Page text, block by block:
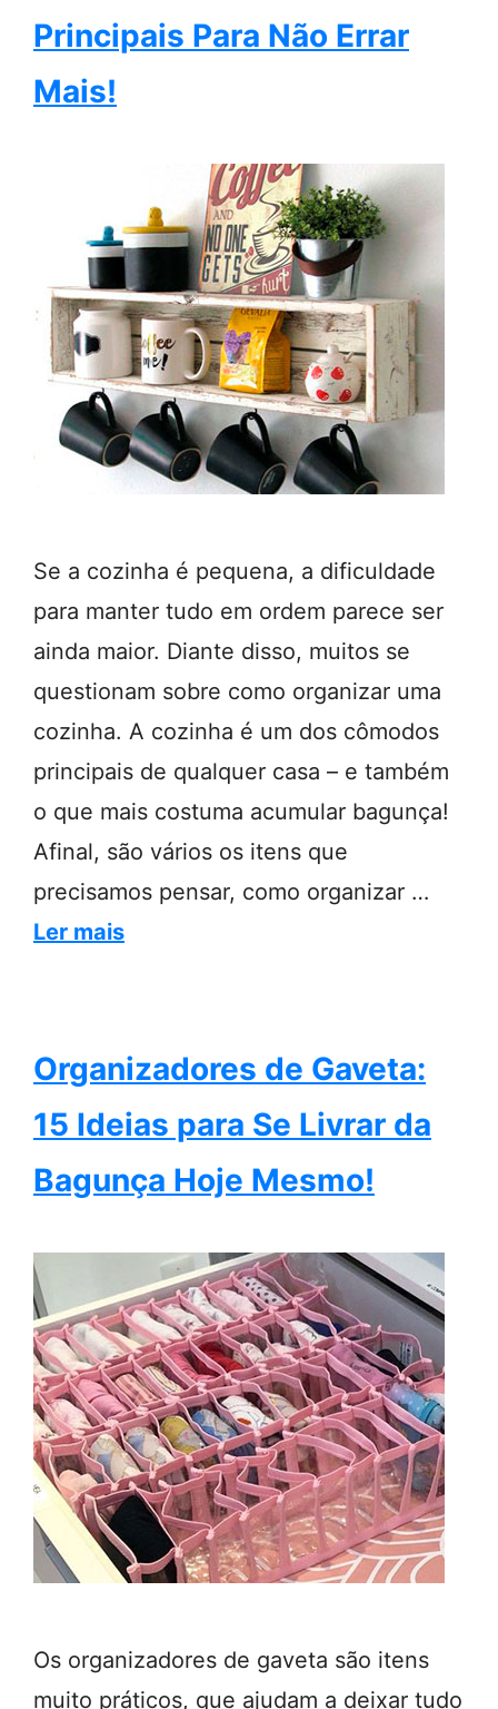
Principais Para Não Errar
Mais!
Se a cozinha é pequena, a dificuldade
para manter tudo em ordem parece ser
ainda maior. Diante disso, muitos se
questionam sobre como organizar uma
cozinha. A cozinha é um dos cômodos
principais de qualquer casa – e também
o que mais costuma acumular bagunça!
Afinal, são vários os itens que
precisamos pensar, como organizar …
Ler mais
Organizadores de Gaveta:
15 Ideias para Se Livrar da
Bagunça Hoje Mesmo!
Os organizadores de gaveta são itens
muito práticos, que ajudam a deixar tudo